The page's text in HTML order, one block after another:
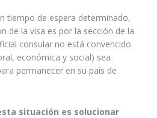
tiempo de espera determinado,
de la visa es por la sección de la
consular no está convencido
económica y social) sea
permanecer en su país de
situación es solucionar